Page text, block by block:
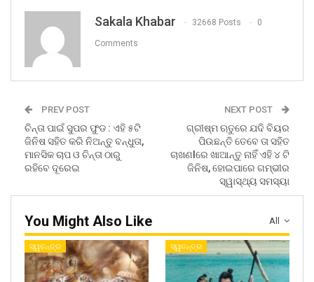
Sakala Khabar 32668 Posts 0
Comments
PREV POST
ଚିନ୍ତା ପାଇଁ ସୁପର ଫୁଡ : ଏହି ୫ଟି
ଜିନିଷ ସହିତ କରି ନିଅନ୍ତୁ ବନ୍ଧୁତା,
ମାନସିକ ଚାପ ଓ ଚିନ୍ତା ଠାରୁ
ରହିବେ ଦୂରେଇ
NEXT POST
ଗ୍ରୀଷ୍ମ ଋତୁରେ ଯଦି ବିୟର
ପିଉଛନ୍ତି ତେବେ ତା ସହିତ
ଚାଖଣlରେ ଖାଆନ୍ତୁ ନାହିଁ ଏହି ୪ ଟି
ଜିନିଷ, ହୋଇପାରେ ଗମ୍ଭୀର
ସ୍ୱାସ୍ଥ୍ୟ ସମସ୍ୟା
All
You Might Also Like
ସ୍ୱତନ୍ତ୍ର ସ୍ୱତନ୍ତ୍ର